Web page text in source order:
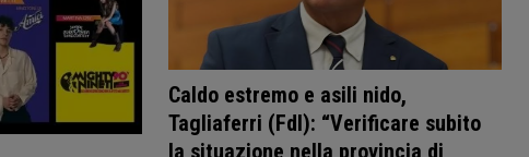
Caldo estremo e asili nido,
Tagliaferri (FdI): “Verificare subito
la situazione nella provincia di